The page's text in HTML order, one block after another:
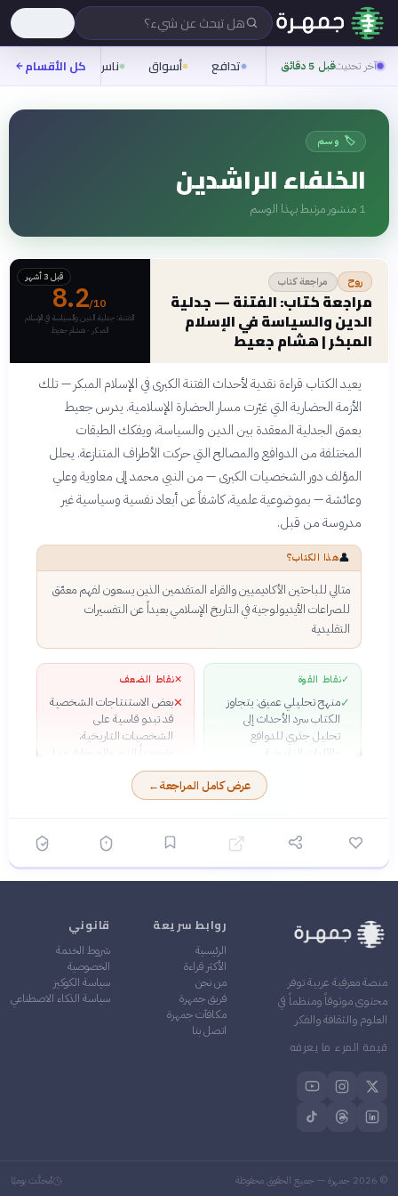
هل تبحث عن شيء؟
آخر تحديثقبل 5 دقائق تدافع أسواق ناس روح
كل الأقسام
🏷️ وسم
الخلفاء الراشدين
1 منشور مرتبط بهذا الوسم
روح مراجعة كتاب
مراجعة كتاب: الفتنة — جدلية
الدين والسياسة في الإسلام
المبكر | هشام جعيط
قبل 3 أشهر
8.2/10
الفتنة: جدلية الدين والسياسة في الإسلام
المبكر · هشام جعيط
يعيد الكتاب قراءة نقدية لأحداث الفتنة الكبرى في الإسلام المبكر — تلك
الأزمة الحضارية التي غيّرت مسار الحضارة الإسلامية. يدرس جعيط
بعمق الجدلية المعقدة بين الدين والسياسة، ويفكك الطبقات
المختلفة من الدوافع والمصالح التي حركت الأطراف المتنازعة. يحلل
المؤلف دور الشخصيات الكبرى — من النبي محمد إلى معاوية وعلي
وعائشة — بموضوعية علمية، كاشفاً عن أبعاد نفسية وسياسية غير
مدروسة من قبل.
👤هذا الكتاب؟
مثالي للباحثين الأكاديميين والقراء المتقدمين الذين يسعون لفهم معمّق
للصراعات الأيديولوجية في التاريخ الإسلامي بعيداً عن التفسيرات
التقليدية
✓نقاط القوة
✓منهج تحليلي عميق: يتجاوز
الكتاب سرد الأحداث إلى
تحليل جذري للدوافع
والآليات التاريخية
نزعة نقدية جريئة: لا يتردد
جعيط عن تفنيد الروايات
المشهورة والخوض في قضايا
✓
أسلوب فكري متطور: تندمج
فيه الأدوات الحديثة من علم
الاجتماع والنقد التاريخي
كل جوانب الفتنة من السقيفة
إلى موقعة الجمل وصفين
✕نقاط الضعف
✕بعض الاستنتاجات الشخصية
قد تبدو قاسية على
الشخصيات التاريخية،
وتحديداً النبي والصحابة، مما
قد يثير جدلاً
✕الكتاب يتطلب خلفية تاريخية
جيدة لاستيعاب التفاصيل
عرض كامل المراجعة←
منصة معرفية عربية توفر
محتوى موثوقاً ومنظماً في
العلوم والثقافة والفكر
قيمة المرء ما يعرفه
روابط سريعة
الرئيسية
الأكثر قراءة
من نحن
فريق جمهرة
مكافآت جمهرة
اتصل بنا
قانوني
شروط الخدمة
الخصوصية
سياسة الكوكيز
سياسة الذكاء الاصطناعي
©
2026 جمهرة — جميع الحقوق محفوظة مُحدَّث يوميًا